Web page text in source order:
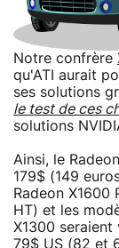
Notre confrère
qu'ATI aurait
ses solutions
le test de ces
solutions
Ainsi, le
179$ (149
Radeon X1600
HT) et les
X1300
79$ US (82 et